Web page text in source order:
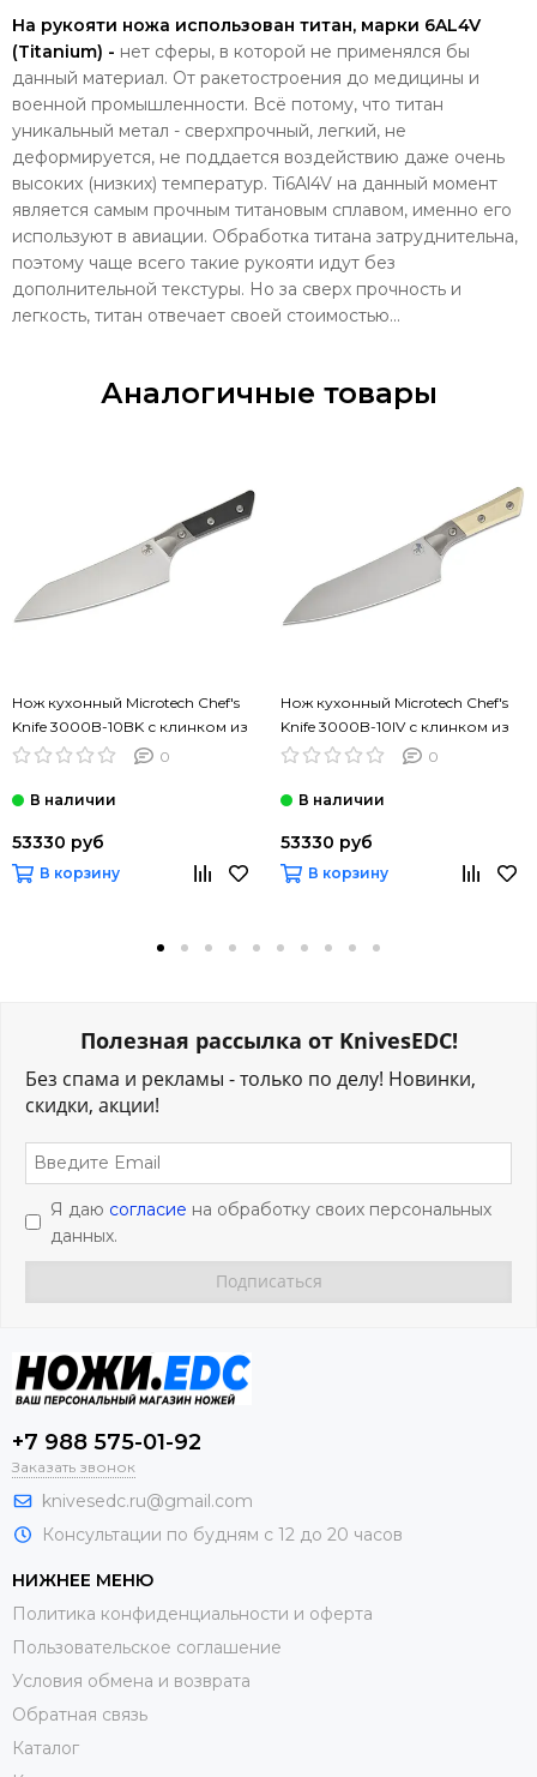
На рукояти ножа использован титан, марки 6AL4V
(Titanium) - нет сферы, в которой не применялся бы
данный материал. От ракетостроения до медицины и
военной промышленности. Всё потому, что титан
уникальный метал - сверхпрочный, легкий, не
деформируется, не поддается воздействию даже очень
высоких (низких) температур. Ti6Al4V на данный момент
является самым прочным титановым сплавом, именно его
используют в авиации. Обработка титана затруднительна,
поэтому чаще всего такие рукояти идут без
дополнительной текстуры. Но за сверх прочность и
легкость, титан отвечает своей стоимостью...
Аналогичные товары
Нож кухонный Microtech Chef's
Knife 3000B-10BK с клинком из
стали M390MK, рукоять G10/
0
53330 руб
В корзину
Нож кухонный Microtech Chef's
Knife 3000B-10IV с клинком из
стали M390MK, рукоять G10/
0
53330 руб
В корзину
Полезная рассылка от KnivesEDC!
Без спама и рекламы - только по делу! Новинки,
скидки, акции!
Я даю согласие на обработку своих персональных
данных.
+7 988 575-01-92
Заказать звонок
knivesedc.ru@gmail.com
Консультации по будням с 12 до 20 часов
НИЖНЕЕ МЕНЮ
Политика конфиденциальности и оферта
Пользовательское соглашение
Условия обмена и возврата
Обратная связь
Каталог